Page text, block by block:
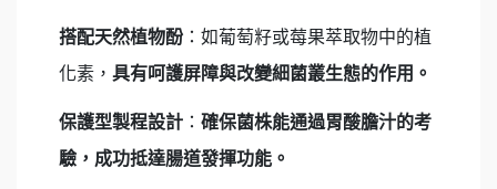
搭配天然植物酚 ：如葡萄籽或莓果萃取物中的植
化素， 具有呵護屏障與改變細菌叢生態的作用。
保護型製程設計 ： 確保菌株能通過胃酸膽汁的考
驗，成功抵達腸道發揮功能。